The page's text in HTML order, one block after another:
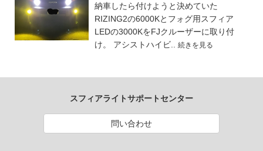
納車したら付けようと決めていた
RIZING2の6000Kとフォグ用スフィア
LEDの3000KをFJクルーザーに取り付
け。 アシストハイビ.. 続きを見る
スフィアライトサポートセンター
問い合わせ